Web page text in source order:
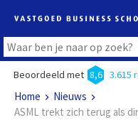
Beoordeeld met 8,6 3.615
Home
Nieuws
ASML trekt zich terug als